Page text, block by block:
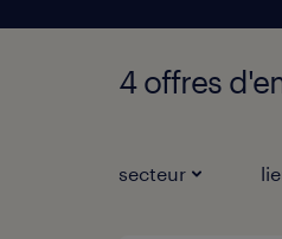
4 offres
secteur